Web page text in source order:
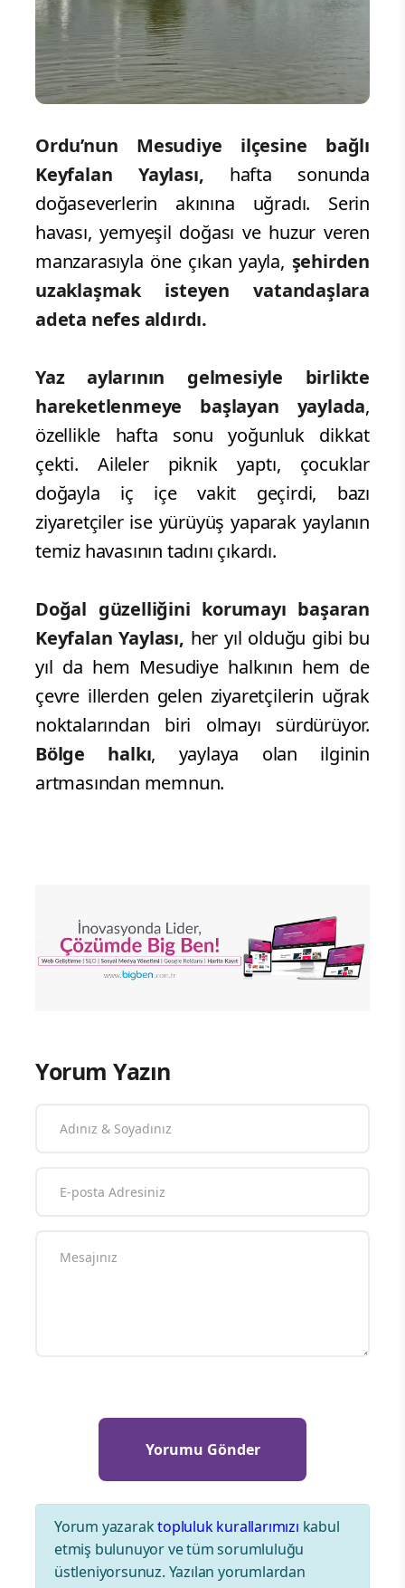
Ordu’nun Mesudiye ilçesine bağlı
Keyfalan Yaylası, hafta sonunda
doğaseverlerin akınına uğradı. Serin
havası, yemyeşil doğası ve huzur veren
manzarasıyla öne çıkan yayla, şehirden
uzaklaşmak isteyen vatandaşlara
adeta nefes aldırdı.
Yaz aylarının gelmesiyle birlikte
hareketlenmeye başlayan yaylada,
özellikle hafta sonu yoğunluk dikkat
çekti. Aileler piknik yaptı, çocuklar
doğayla iç içe vakit geçirdi, bazı
ziyaretçiler ise yürüyüş yaparak yaylanın
temiz havasının tadını çıkardı.
Doğal güzelliğini korumayı başaran
Keyfalan Yaylası, her yıl olduğu gibi bu
yıl da hem Mesudiye halkının hem de
çevre illerden gelen ziyaretçilerin uğrak
noktalarından biri olmayı sürdürüyor.
Bölge halkı, yaylaya olan ilginin
artmasından memnun.
Yorum Yazın
Yorum yazaraktopluluk kurallarımızı kabul
etmiş bulunuyor ve tüm sorumluluğu
üstleniyorsunuz. Yazılan yorumlardan